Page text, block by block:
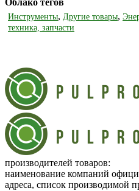
Облако тегов
Инструменты, Другие товары,
техника, запчасти
производителей товаров:
наименование компаний
адреса, список производимой